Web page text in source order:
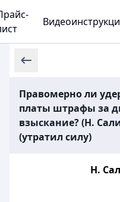
Правомерно ли
платы штрафы за
взыскание? (Н.
(утратил силу)
Н.